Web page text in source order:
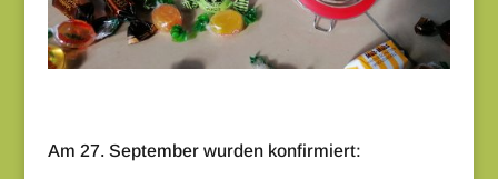
Am 27. September wurden konfirmiert: